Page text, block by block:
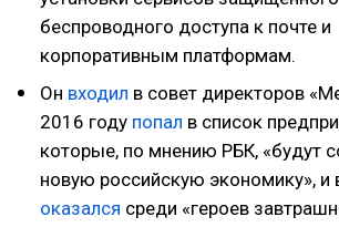
беспроводного доступа к почте и
корпоративным платформам.
Он входил в совет директоров
2016 году попал в список
которые, по мнению РБК, «будут
новую российскую экономику», и
оказался среди «героев